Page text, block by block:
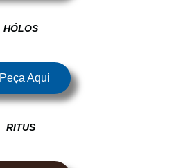
HÓLOS
Peça Aqui
RITUS